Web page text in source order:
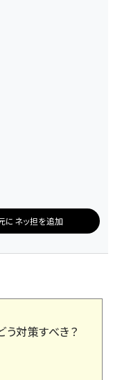
にネッ担を追加
対策すべき？